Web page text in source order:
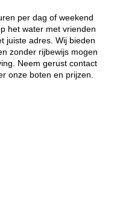
per dag of weekend
het water met vrienden
juiste adres. Wij bieden
zonder rijbewijs mogen
Neem gerust contact
onze boten en prijzen.